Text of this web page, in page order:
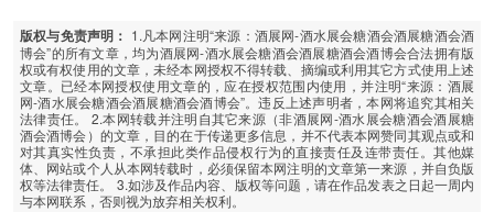
版权与免责声明： 1.凡本网注明“来源：酒展网-酒水展会糖酒会酒展糖酒会酒
博会”的所有文章，均为酒展网-酒水展会糖酒会酒展糖酒会酒博会合法拥有版
权或有权使用的文章，未经本网授权不得转载、摘编或利用其它方式使用上述
文章。已经本网授权使用文章的，应在授权范围内使用，并注明“来源：酒展
网-酒水展会糖酒会酒展糖酒会酒博会”。违反上述声明者，本网将追究其相关
法律责任。 2.本网转载并注明自其它来源（非酒展网-酒水展会糖酒会酒展糖
酒会酒博会）的文章，目的在于传递更多信息，并不代表本网赞同其观点或和
对其真实性负责，不承担此类作品侵权行为的直接责任及连带责任。其他媒
体、网站或个人从本网转载时，必须保留本网注明的文章第一来源，并自负版
权等法律责任。 3.如涉及作品内容、版权等问题，请在作品发表之日起一周内
与本网联系，否则视为放弃相关权利。